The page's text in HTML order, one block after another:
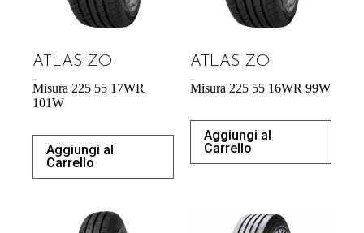
ATLAS ZO
Misura 225 55 17WR
101W
Aggiungi al
Carrello
ATLAS ZO
Misura 225 55 16WR 99W
Aggiungi al
Carrello